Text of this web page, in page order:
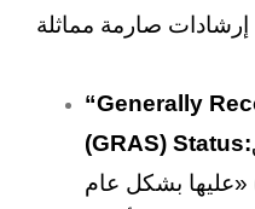
“Generally
(GRAS) Status:
عليها بشكل عام» (GRAS) معيارًا للعديد من